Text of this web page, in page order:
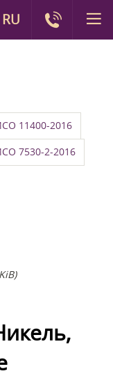
11400-2016
7530-2-2016
RU